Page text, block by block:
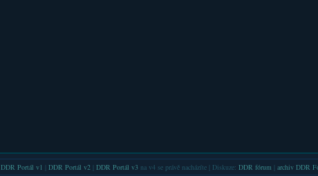
DDR Portál v1 DDR Portál v2| DDR Portál v3na v4 se právě nacházíte | Diskuze: DDR fórum archiv DDR